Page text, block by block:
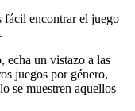
fácil encontrar el juego
echa un vistazo a las
juegos por género,
se muestren aquellos